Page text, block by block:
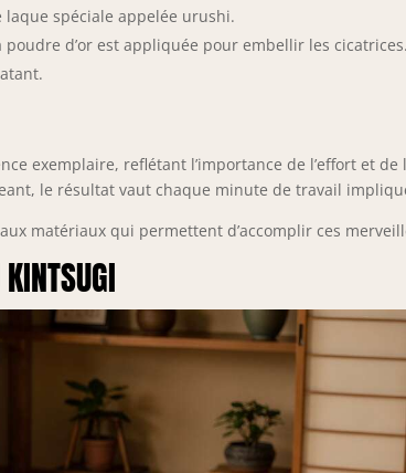
laque spéciale appelée urushi.
d’or est appliquée pour embellir les cicatrices.
exemplaire, reflétant l’importance de l’effort et de
le résultat vaut chaque minute de travail
matériaux qui permettent d’accomplir ces